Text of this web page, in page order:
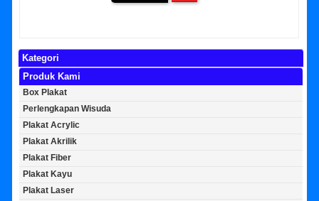
Kategori
Produk Kami
Box Plakat
Perlengkapan Wisuda
Plakat Acrylic
Plakat Akrilik
Plakat Fiber
Plakat Kayu
Plakat Laser